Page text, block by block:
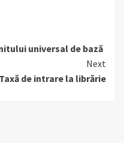
universal de bază
Next
de intrare la librărie